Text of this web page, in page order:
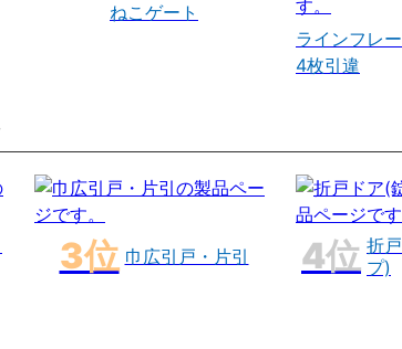
ねこゲート
ラインフレ
4枚引違
巾広引戸・片引
折
プ)